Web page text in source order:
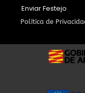
Enviar Festejo
Política de